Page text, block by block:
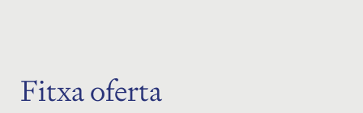
Fitxa oferta